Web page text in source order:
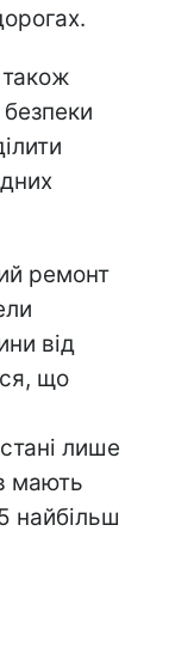
ремонт
від
що
лише
мають
найбільш